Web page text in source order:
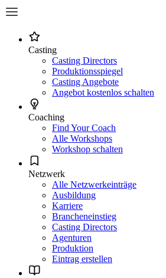
Casting
Casting Directors
Produktionsspiegel
Casting Angebote
Angebot kostenlos schalten
Coaching
Find Your Coach
Alle Workshops
Workshop schalten
Netzwerk
Alle Netzwerkeinträge
Ausbildung
Karriere
Brancheneinstieg
Casting Directors
Agenturen
Produktion
Eintrag erstellen